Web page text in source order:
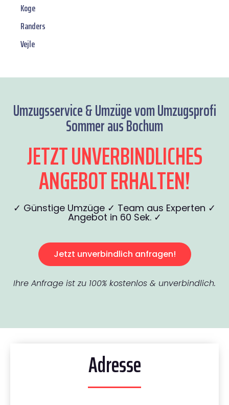
Koge
Randers
Vejle
Umzugsservice & Umzüge vom Umzugsprofi
Sommer aus Bochum
JETZT UNVERBINDLICHES
ANGEBOT ERHALTEN!
✓ Günstige Umzüge ✓ Team aus Experten ✓
Angebot in 60 Sek. ✓
Jetzt unverbindlich anfragen!
Ihre Anfrage ist zu 100% kostenlos & unverbindlich.
Adresse